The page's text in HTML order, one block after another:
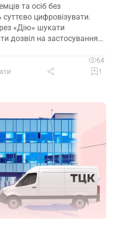
та осіб без
цифровізувати.
«Дію» шукати
дозвіл на застосування
64
1